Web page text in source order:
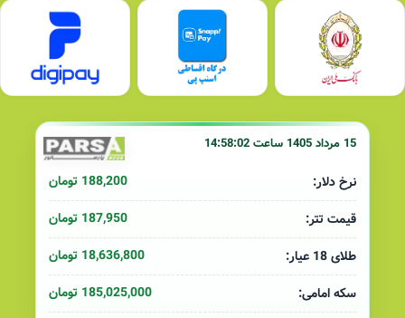
15 مرداد 1405 ساعت 14:58:02
نرخ دلار:
188,200 تومان
قیمت تتر:
187,950 تومان
طلای 18 عیار:
18,636,800 تومان
سکه امامی:
185,025,000 تومان